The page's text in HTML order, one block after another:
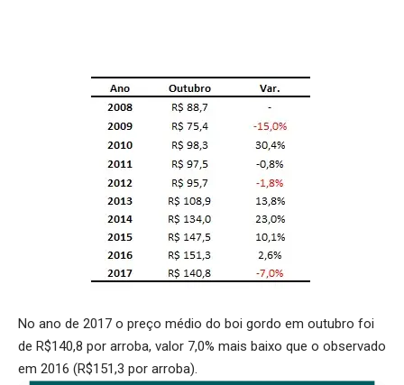
No ano de 2017 o preço médio do boi gordo em outubro foi
de R$140,8 por arroba, valor 7,0% mais baixo que o observado
em 2016 (R$151,3 por arroba).